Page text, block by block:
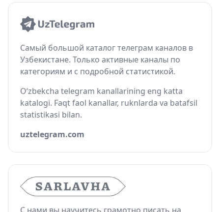
Самый большой каталог телеграм каналов в
Узбекистане. Только активные каналы по
категориям и с подробной статистикой.
O‘zbekcha telegram kanallarining eng katta
katalogi. Faqt faol kanallar, ruknlarda va batafsil
statistikasi bilan.
uztelegram.com